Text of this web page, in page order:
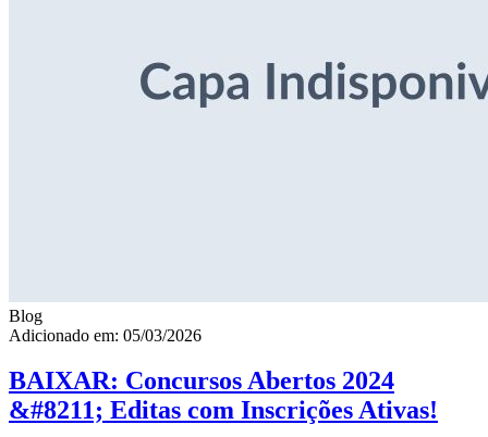
Blog
Adicionado em: 05/03/2026
BAIXAR: Concursos Abertos 2024
&#8211; Editas com Inscrições Ativas!